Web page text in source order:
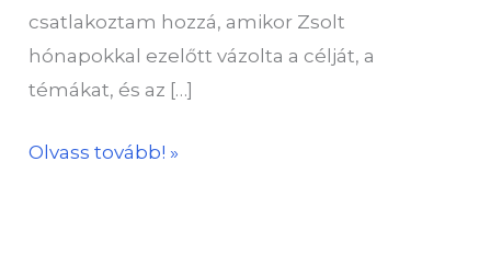
csatlakoztam hozzá, amikor Zsolt
hónapokkal ezelőtt vázolta a célját, a
témákat, és az […]
Olvass tovább! »